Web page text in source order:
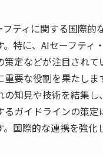
フティに関する国際的
。特に、AIセーフティ
策定などが注目され
重要な役割を果たし
の知見や技術を結集
るガイドラインの策
。国際的な連携を強化